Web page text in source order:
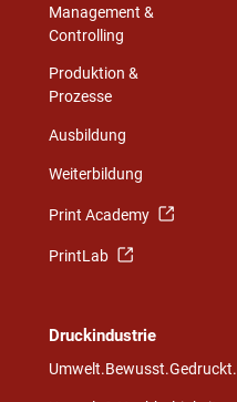
Management &
Controlling
Produktion &
Prozesse
Ausbildung
Weiterbildung
Print Academy
PrintLab
Druckindustrie
Umwelt.Bewusst.Gedruckt.